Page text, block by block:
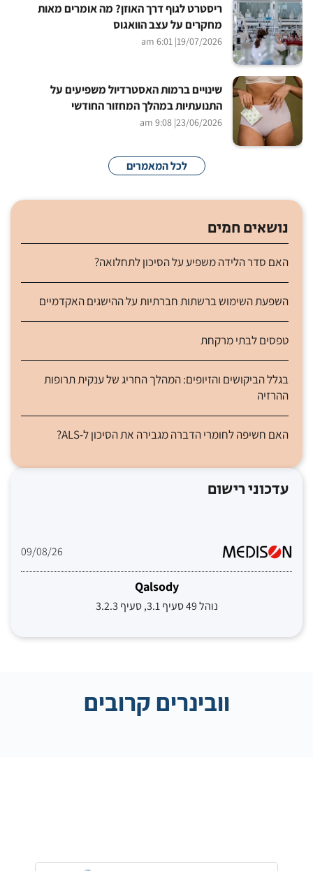
ריסטרט לגוף דרך האוזן? מה אומרים מאות
מחקרים על עצב הוואגוס
19/07/2026
| 6:01 am
שינויים ברמות האסטרדיול משפיעים על
התנועתיות במהלך המחזור החודשי
23/06/2026
| 9:08 am
לכל המאמרים
נושאים חמים
האם סדר הלידה משפיע על הסיכון לתחלואה?
השפעת השימוש ברשתות חברתיות על ההישגים האקדמיים
טפסים לבתי מרקחת
בגלל הביקושים והזיופים: המהלך החריג של ענקית תרופות
ההרזיה
האם חשיפה לחומרי הדברה מגבירה את הסיכון ל-ALS?
עדכוני רישום
09/08/26
Qalsody
נוהל 49 סעיף 3.1, סעיף 3.2.3
וובינרים קרובים